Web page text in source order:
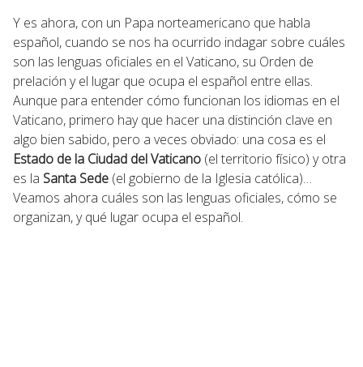
Y es ahora, con un Papa norteamericano que habla
español, cuando se nos ha ocurrido indagar sobre cuáles
son las lenguas oficiales en el Vaticano, su Orden de
prelación y el lugar que ocupa el español entre ellas.
Aunque para entender cómo funcionan los idiomas en el
Vaticano, primero hay que hacer una distinción clave en
algo bien sabido, pero a veces obviado: una cosa es el
Estado de la Ciudad del Vaticano (el territorio físico) y otra
es la Santa Sede (el gobierno de la Iglesia católica)…
Veamos ahora cuáles son las lenguas oficiales, cómo se
organizan, y qué lugar ocupa el español.